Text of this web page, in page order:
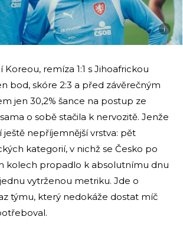
i
Koreou, remíza 1:1 s Jihoafrickou
bod, skóre 2:3 a před závěrečným
jen 30,2% šance na postup ze
o sobě stačila k nervozitě. Jenže
ještě nepříjemnější vrstva: pět
kategorií, v nichž se Česko po
kolech propadlo k absolutnímu dnu
vytrženou metriku. Jde o
týmu, který nedokáže dostat míč